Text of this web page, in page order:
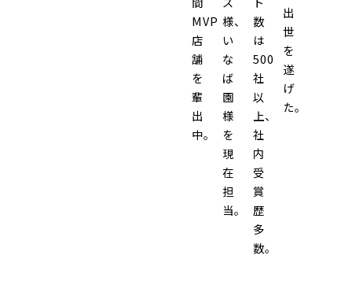
MVP
店
舗
を
輩
出
中。
様、
い
な
ば
園
様
を
現
在
担
当。
数
は
500
社
以
上、
社
内
受
賞
歴
多
数。
出
世
を
遂
げ
た。